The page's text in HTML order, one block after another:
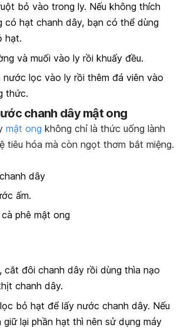
bỏ vào trong ly. Nếu không thích
có hạt chanh dây, bạn có thể dùng
hạt.
và muối vào ly rồi khuấy đều.
nước lọc vào ly rồi thêm đá viên vào
thức.
chanh dây mật ong
mật ong không chỉ là thức uống lành
tiêu hóa mà còn ngọt thơm bắt miệng.
dây
ấm.
phê mật ong
cắt đôi chanh dây rồi dùng thìa nạo
chanh dây.
bỏ hạt để lấy nước chanh dây. Nếu
giữ lại phần hạt thì nên sử dụng máy